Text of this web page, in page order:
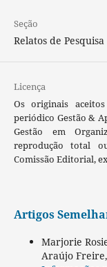
Seção
Relatos de Pesquisa
Licença
Os originais
periódico Gestão &
Gestão em
reprodução total
Comissão Editorial,
Artigos
Marjorie
Araújo Freire,